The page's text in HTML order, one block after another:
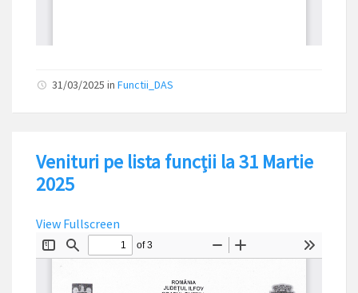
31/03/2025 in Functii_DAS
Venituri pe lista funcții la 31 Martie
2025
View Fullscreen